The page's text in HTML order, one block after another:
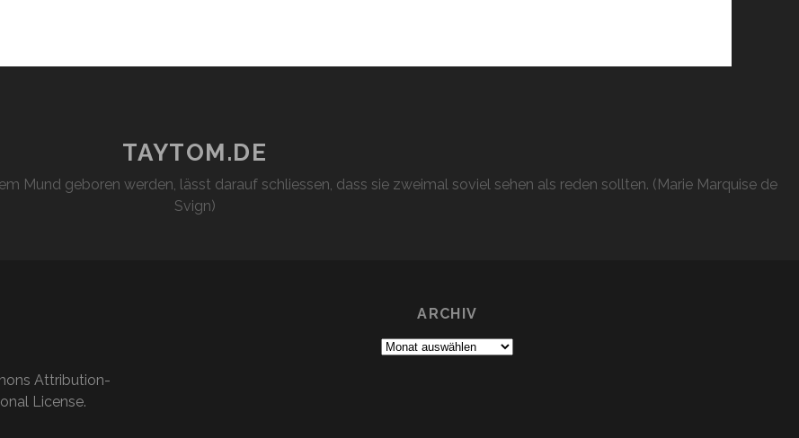
TAYTOM.DE
Mund geboren werden, lässt darauf schliessen, dass sie zweimal soviel sehen als reden sollten. (Marie Marquise de
Svign)
Attribution-
License.
ARCHIV
Archiv